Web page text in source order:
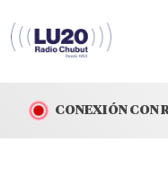
CONEXIÓN CON